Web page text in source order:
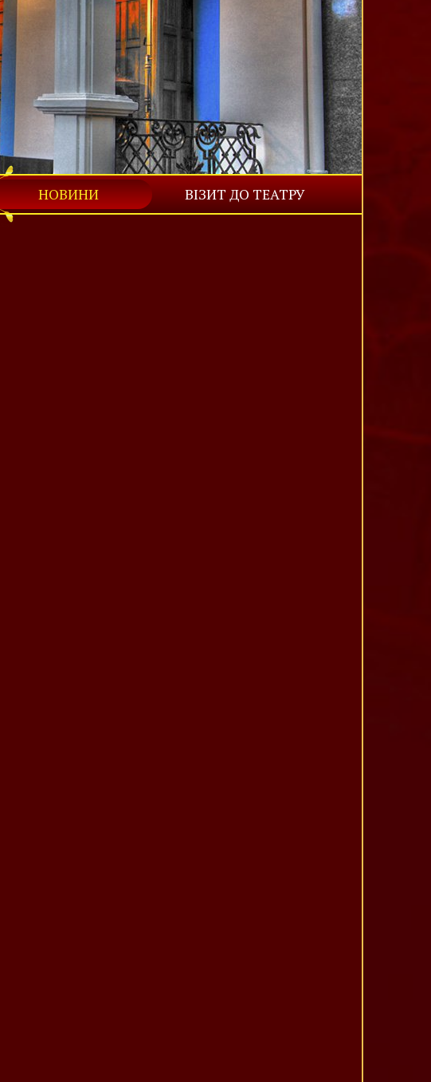
НОВИНИ ВІЗИТ ДО ТЕАТРУ